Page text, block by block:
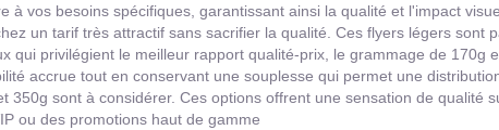
à vos besoins spécifiques, garantissant ainsi la qualité et l'impact
un tarif très attractif sans sacrifier la qualité. Ces flyers légers
qui privilégient le meilleur rapport qualité-prix, le grammage de
accrue tout en conservant une souplesse qui permet une
350g sont à considérer. Ces options offrent une sensation de
ou des promotions haut de gamme